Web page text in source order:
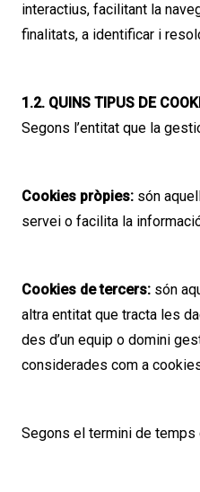
interactius, facilitant la
finalitats, a identificar i
1.2. QUINS TIPUS DE
Segons l’entitat que la
Cookies pròpies: són
servei o facilita la
Cookies de tercers: són
altra entitat que tracta les
des d’un equip o domini
considerades com a
Segons el termini de temps